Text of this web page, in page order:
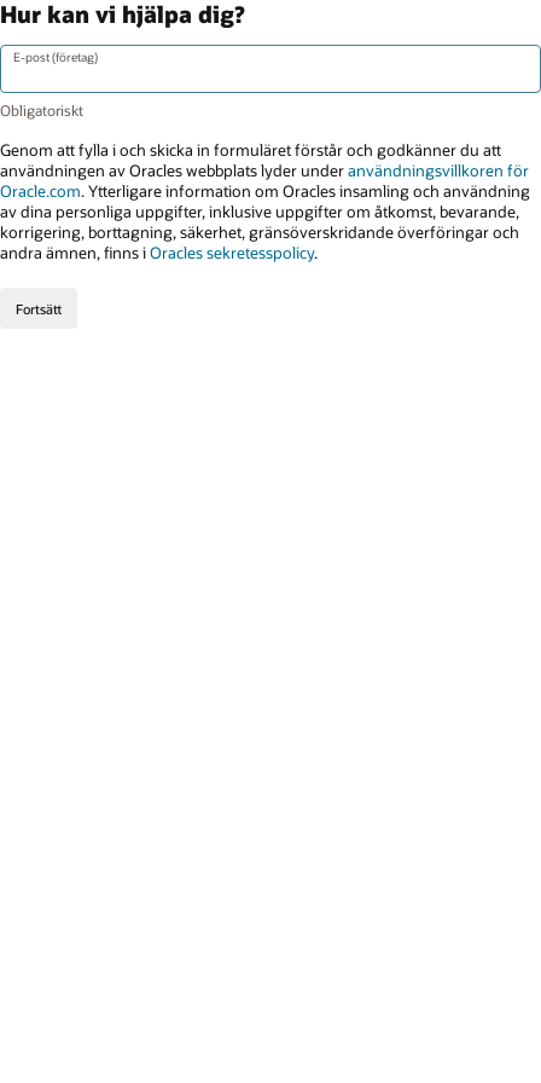
Hur kan vi hjälpa dig?
E-post (företag)
Genom att fylla i och skicka in formuläret förstår och godkänner du att
användningen av Oracles webbplats lyder underanvändningsvillkoren för
Oracle.com. Ytterligare information om Oracles insamling och användning
av dina personliga uppgifter, inklusive uppgifter om åtkomst, bevarande,
korrigering, borttagning, säkerhet, gränsöverskridande överföringar och
andra ämnen, finns iOracles sekretesspolicy.
Fortsätt